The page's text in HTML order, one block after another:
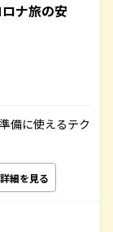
ナ旅の安
備に使えるテク
詳細を見る